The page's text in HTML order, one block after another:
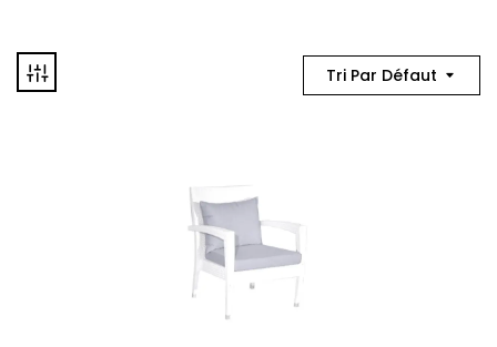
Tri Par Défaut